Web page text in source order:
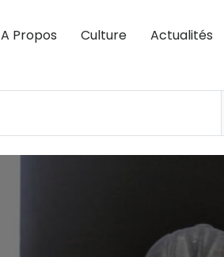
A Propos Culture Actualités